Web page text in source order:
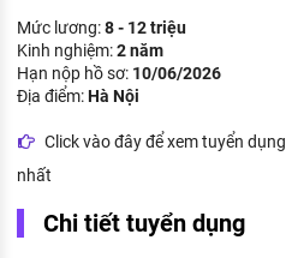
Việc làm tốt nhất
CÔNG TY
Danh sách nhà tuyển dụng
MẪU CV THEO STYLE
Mẫu CV đơn giản
Mẫu CV hiện đại
Lao động và tiền lương
Bảo hiểm và phúc lợi
Thuế thu nhập
Chính sách lao động
Mức lương:8 - 12 triệu
Kinh nghiệm:2 năm
Hạn nộp hồ sơ: 10/06/2026
Địa điểm:Hà Nội
Click vào đây để xem tuyển dụng
nhất
Chi tiết tuyển dụng